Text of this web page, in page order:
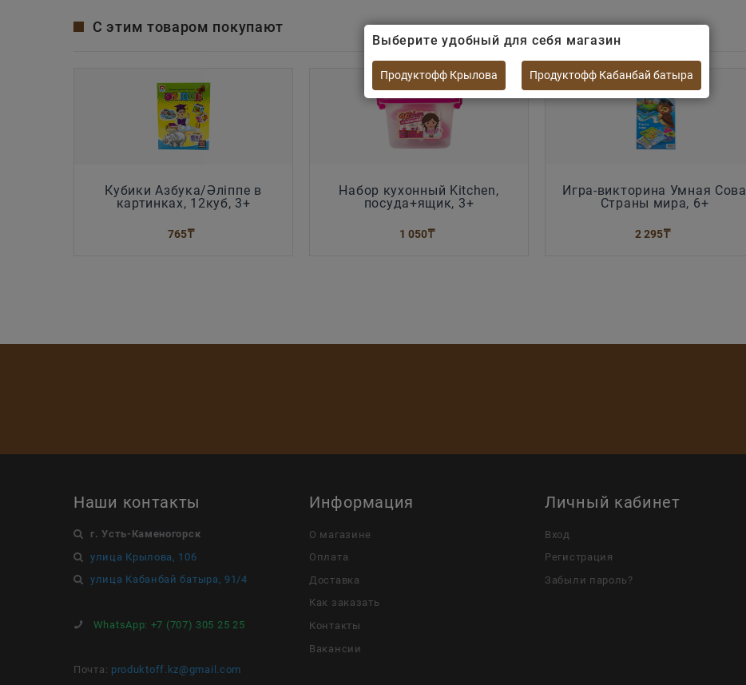
С этим товаром покупают
Кубики Азбука/Әліппе в
картинках, 12куб, 3+
765₸
Hабор кухонный Kitchen,
посуда+ящик, 3+
1 050₸
Игра-викторина Умная Сова
Страны мира, 6+
2 295₸
Наши контакты
г. Усть-Каменогорск
улица Крылова, 106
улица Кабанбай батыра, 91/4
WhatsApp: +7 (707) 305 25 25
Почта: produktoff.kz@gmail.com
Информация
О магазине
Оплата
Доставка
Как заказать
Контакты
Вакансии
Личный кабинет
Вход
Регистрация
Забыли пароль?
Выберите удобный для себя магазин
Продуктофф Крылова Продуктофф Кабанбай батыра